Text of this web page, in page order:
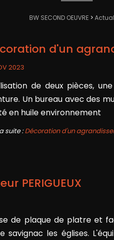
BW SECOND OEUVRE>
d'un
2023
de deux pièces,
Un bureau avec des
en huile environnement
suite :Décoration d'un
PERIGUEUX
de plaque de platre et
les églises.